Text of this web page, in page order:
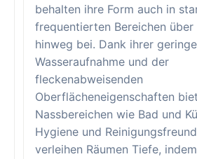
behalten ihre Form auch in
frequentierten Bereichen über
hinweg bei. Dank ihrer
Wasseraufnahme und der
fleckenabweisenden
Oberflächeneigenschaften
Nassbereichen wie Bad und
Hygiene und
verleihen Räumen Tiefe,